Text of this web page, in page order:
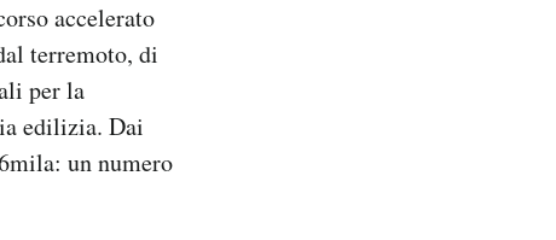
accelerato
terremoto, di
per la
edilizia. Dai
un numero